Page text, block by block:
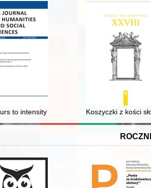
im. prof. Maksymiliana Tytusa Hubera w
to intensity agricultural production in
Koszyczki z kości